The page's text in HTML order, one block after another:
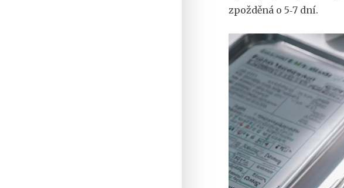
zpožděná o 5‑7 dní.